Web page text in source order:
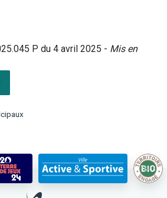
P du 4 avril 2025 - Mis en